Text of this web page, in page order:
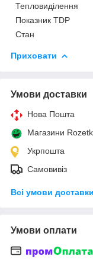
Тепловиділення
Показник TDP
Стан
Приховати
Умови доставки
Нова Пошта
Магазини
Укрпошта
Самовивіз
Всі умови доставки
Умови оплати